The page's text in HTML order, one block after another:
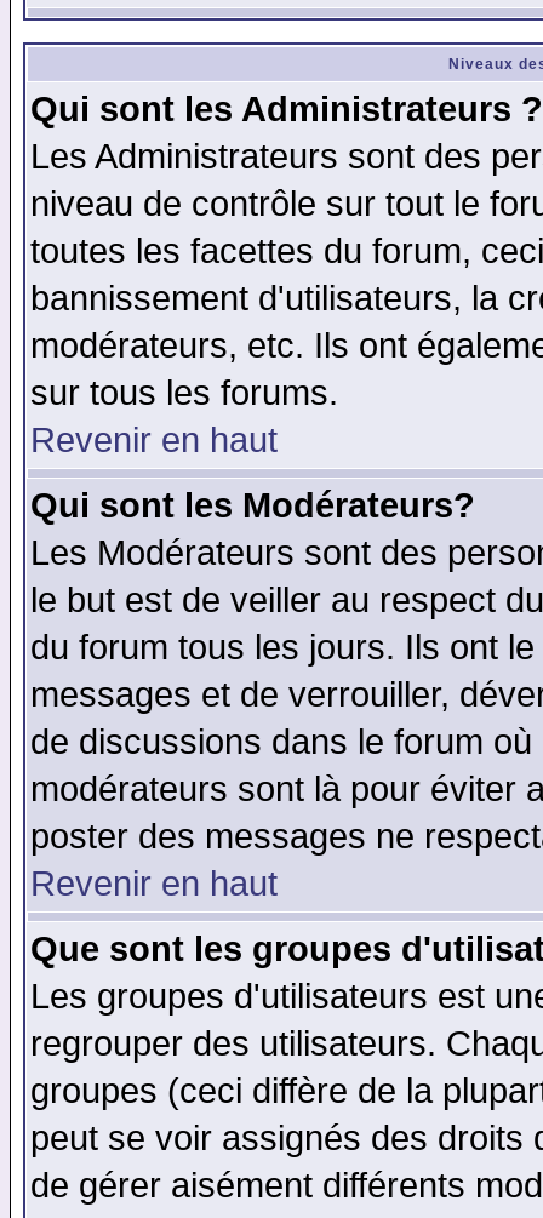
Niveaux
Qui sont les Administrateurs ?
Les Administrateurs sont des
niveau de contrôle sur tout le
toutes les facettes du forum,
bannissement d'utilisateurs, la
modérateurs, etc. Ils ont
sur tous les forums.
Revenir en haut
Qui sont les Modérateurs?
Les Modérateurs sont des
le but est de veiller au respect
du forum tous les jours. Ils ont
messages et de verrouiller,
de discussions dans le forum
modérateurs sont là pour éviter
poster des messages ne
Revenir en haut
Que sont les groupes
Les groupes d'utilisateurs est
regrouper des utilisateurs.
groupes (ceci diffère de la
peut se voir assignés des
de gérer aisément différents